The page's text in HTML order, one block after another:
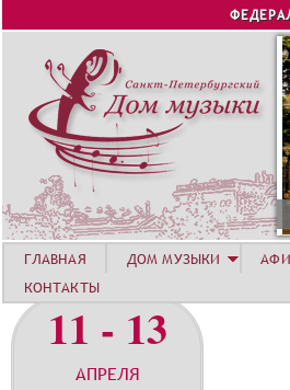
Jump to
11 - 13
АПРЕЛЯ
ГЛАВНАЯ ДОМ МУЗЫКИ
КОНТАКТЫ